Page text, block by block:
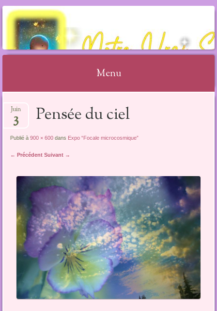
NOTRE VRAI SOI
Menu
au
contenu
Pensée du ciel
Juin
3
Publié à900 × 600 dans Expo “Focale microcosmique”
← Précédent Suivant →